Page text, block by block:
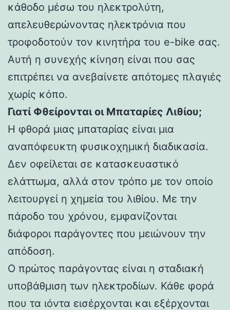
κάθοδο μέσω του ηλεκτρολύτη,
απελευθερώνοντας ηλεκτρόνια που
τροφοδοτούν τον κινητήρα του e-bike σας.
Αυτή η συνεχής κίνηση είναι που σας
επιτρέπει να ανεβαίνετε απότομες πλαγιές
χωρίς κόπο.
Γιατί Φθείρονται οι Μπαταρίες Λιθίου;
Η φθορά μιας μπαταρίας είναι μια
αναπόφευκτη φυσικοχημική διαδικασία.
Δεν οφείλεται σε κατασκευαστικό
ελάττωμα, αλλά στον τρόπο με τον οποίο
λειτουργεί η χημεία του λιθίου. Με την
πάροδο του χρόνου, εμφανίζονται
διάφοροι παράγοντες που μειώνουν την
απόδοση.
Ο πρώτος παράγοντας είναι η σταδιακή
υποβάθμιση των ηλεκτροδίων. Κάθε φορά
που τα ιόντα εισέρχονται και εξέρχονται